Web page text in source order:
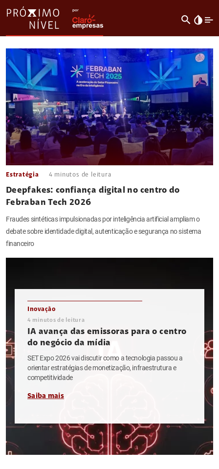
search invert_colors
Estratégia 4 minutos de leitura
Deepfakes: confiança digital no centro do
Febraban Tech 2026
Fraudes sintéticas impulsionadas por inteligência artificial ampliam o
debate sobre identidade digital, autenticação e segurança no sistema
financeiro
Inovação
4 minutos de leitura
IA avança das emissoras para o centro
do negócio da mídia
SET Expo 2026 vai discutir como a tecnologia passou a
orientar estratégias de monetização, infraestrutura e
competitividade
Saiba mais